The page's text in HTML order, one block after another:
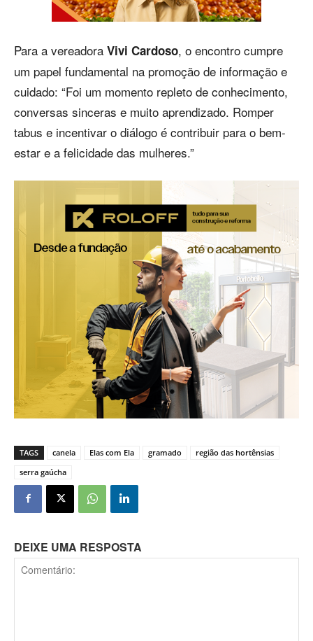
Para a vereadora Vivi Cardoso, o encontro cumpre
um papel fundamental na promoção de informação e
cuidado: “Foi um momento repleto de conhecimento,
conversas sinceras e muito aprendizado. Romper
tabus e incentivar o diálogo é contribuir para o bem-
estar e a felicidade das mulheres.”
TAGS canela Elas com Ela gramado
região das hortênsias
serra gaúcha
DEIXE UMA RESPOSTA